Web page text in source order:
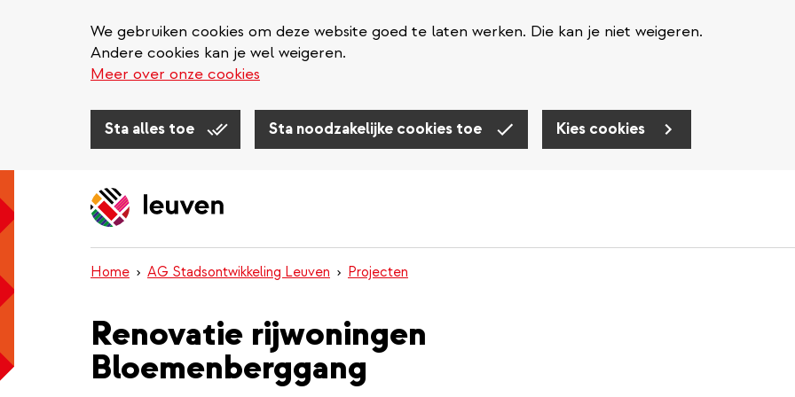
We gebruiken cookies om deze website goed te laten werken. Die kan je niet weigeren.
Andere cookies kan je wel weigeren.
Meer over onze cookies
Sta alles toe Sta noodzakelijke cookies toe Kies cookies
Home AG Stadsontwikkeling Leuven Projecten
Renovatie rijwoningen
Bloemenberggang